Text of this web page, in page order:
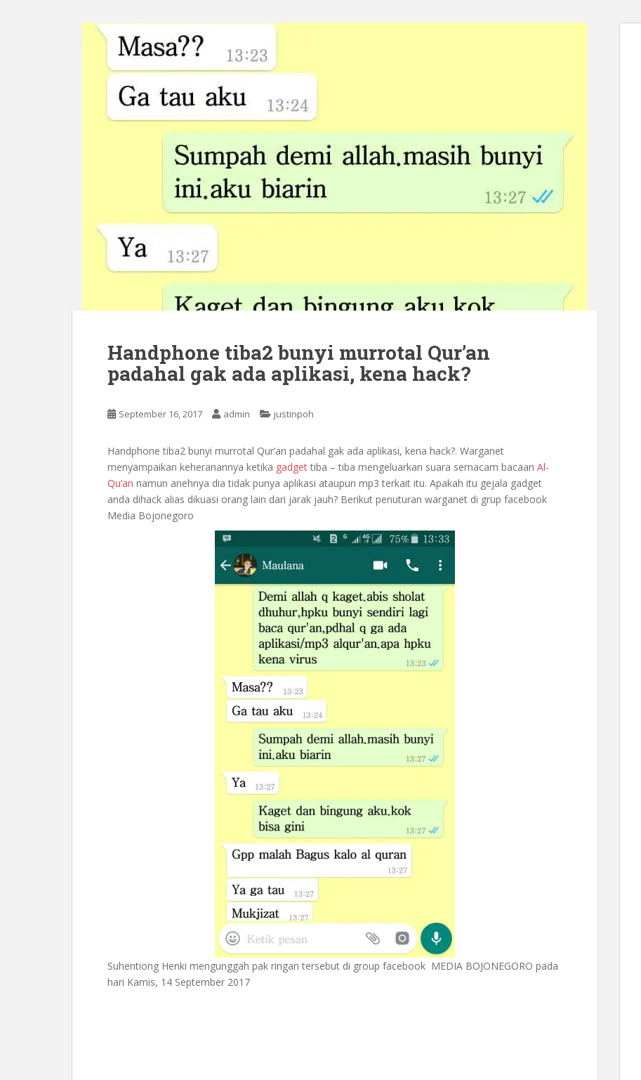
Handphone tiba2 bunyi murrotal Qur’an
padahal gak ada aplikasi, kena hack?
September 16, 2017 admin justinpoh
Handphone tiba2 bunyi murrotal Qur’an padahal gak ada aplikasi, kena hack?. Warganet
menyampaikan keheranannya ketika gadget tiba – tiba mengeluarkan suara semacam bacaan Al-
Qu’an namun anehnya dia tidak punya aplikasi ataupun mp3 terkait itu. Apakah itu gejala gadget
anda dihack alias dikuasi orang lain dari jarak jauh? Berikut penuturan warganet di grup facebook
Media Bojonegoro
Suhentiong Henki mengunggah pak ringan tersebut di group facebook ‎MEDIA BOJONEGORO pada
hari Kamis, 14 September 2017